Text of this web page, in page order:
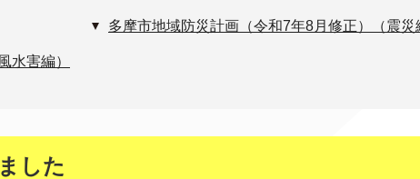
多摩市地域防災計画（令和7年8月修正）（震災
水害編）
した